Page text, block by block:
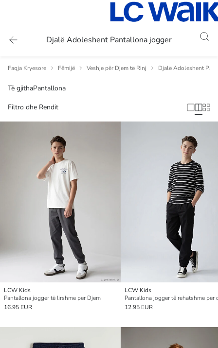
Djalë Adoleshent Pantallona jogger
Faqja Kryesore Fëmijë Veshje për Djem të Rinj Djalë Adoleshent
Të gjithaPantallona
Filtro dhe Rendit
LCW Kids
Pantallona jogger të lirshme për Djem
16.95 EUR
LCW Kids
12.95 EUR